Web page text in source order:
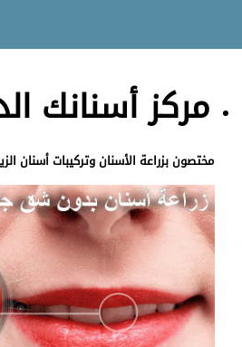
مركز أسنانك
مختصون بزراعة الأسنان وتركيبات أسنان